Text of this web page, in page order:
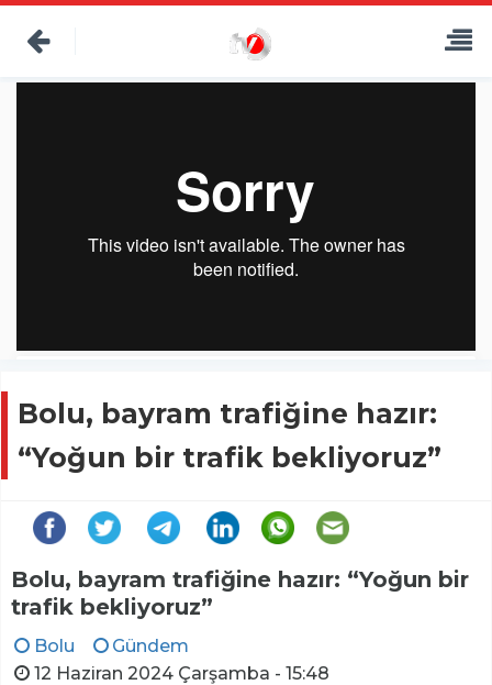
Bolu, bayram trafiğine hazır:
“Yoğun bir trafik bekliyoruz”
Bolu, bayram trafiğine hazır: “Yoğun bir
trafik bekliyoruz”
Bolu
Gündem
12 Haziran 2024 Çarşamba - 15:48